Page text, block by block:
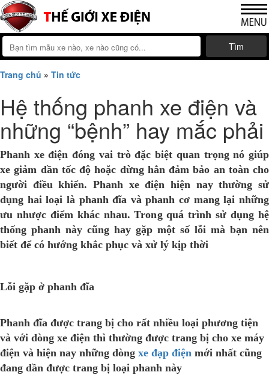
Tìm
Trang chủ » Tin tức
Hệ thống phanh xe điện và
những “bệnh” hay mắc phải
Phanh xe điện đóng vai trò đặc biệt quan trọng nó giúp
xe giảm dần tốc độ hoặc dừng hẳn đảm bảo an toàn cho
người điều khiển. Phanh xe điện hiện nay thường sử
dụng hai loại là phanh đĩa và phanh cơ mang lại những
ưu nhược điểm khác nhau. Trong quá trình sử dụng hệ
thống phanh này cũng hay gặp một số lỗi mà bạn nên
biết để có hướng khắc phục và xử lý kịp thời
Lỗi gặp ở phanh đĩa
Phanh đĩa được trang bị cho rất nhiều loại phương tiện
và với dòng xe điện thì thường được trang bị cho xe máy
điện và hiện nay những dòng xe đạp điện mới nhất cũng
đang dần được trang bị loại phanh này